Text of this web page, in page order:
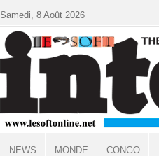
Samedi, 8 Août 2026
NEWS MONDE CONGO